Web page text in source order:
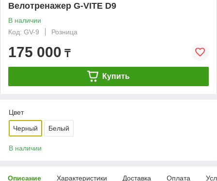
Велотренажер G-VITE D9
В наличии
Код: GV-9
Розница
175 000 ₸
Купить
Цвет
Черный Белый
В наличии
Описание Характеристики Доставка Оплата